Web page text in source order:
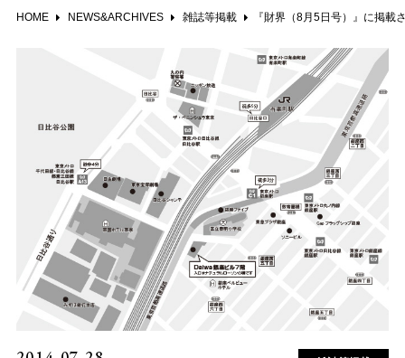
HOME NEWS&ARCHIVES 雑誌等掲載 『財界（8月5日号）』に掲載されました